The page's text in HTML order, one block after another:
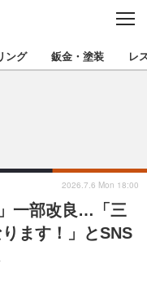
C
S
E
ョップを地域から探す
北陸
関西
ング 鈑金・塗装 レ
一部改良…「三
ます！」とSNS
2026.7.6 Mon 18:00